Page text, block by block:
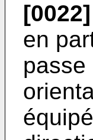
[0022]
en
passe